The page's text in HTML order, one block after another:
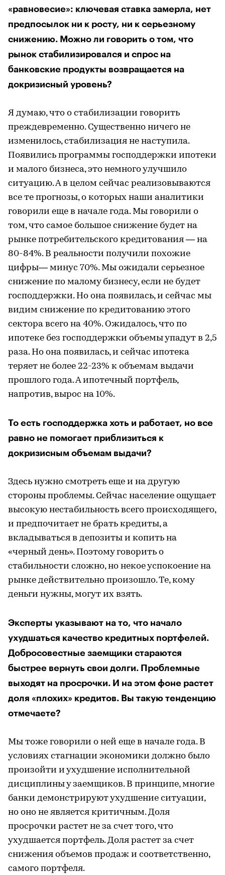
«равновесие»: ключевая ставка замерла, нет
предпосылок ни к росту, ни к серьезному
снижению. Можно ли говорить о том, что
рынок стабилизировался и спрос на
банковские продукты возвращается на
докризисный уровень?
Я думаю, что о стабилизации говорить
преждевременно. Существенно ничего не
изменилось, стабилизация не наступила.
Появились программы господдержки ипотеки
и малого бизнеса, это немного улучшило
ситуацию. А в целом сейчас реализовываются
все те прогнозы, о которых наши аналитики
говорили еще в начале года. Мы говорили о
том, что самое большое снижение будет на
рынке потребительского кредитования — на
80-84%. В реальности получили похожие
цифры— минус 70%. Мы ожидали серьезное
снижение по малому бизнесу, если не будет
господдержки. Но она появилась, и сейчас мы
видим снижение по кредитованию этого
сектора всего на 40%. Ожидалось, что по
ипотеке без господдержки объемы упадут в 2,5
раза. Но она появилась, и сейчас ипотека
теряет не более 22-23% к объемам выдачи
прошлого года. А ипотечный портфель,
напротив, вырос на 10%.
То есть господдержка хоть и работает, но все
равно не помогает приблизиться к
докризисным объемам выдачи?
Здесь нужно смотреть еще и на другую
стороны проблемы. Сейчас население ощущает
высокую нестабильность всего происходящего,
и предпочитает не брать кредиты, а
вкладываться в депозиты и копить на
«черный день». Поэтому говорить о
стабильности сложно, но некое успокоение на
рынке действительно произошло. Те, кому
деньги нужны, могут их взять.
Эксперты указывают на то, что начало
ухудшаться качество кредитных портфелей.
Добросовестные заемщики стараются
быстрее вернуть свои долги. Проблемные
выходят на просрочки. И на этом фоне растет
доля «плохих» кредитов. Вы такую тенденцию
отмечаете?
Мы тоже говорили о ней еще в начале года. В
условиях стагнации экономики должно было
произойти и ухудшение исполнительной
дисциплины у заемщиков. В принципе, многие
банки демонстрируют ухудшение ситуации,
но оно не является критичным. Доля
просрочки растет не за счет того, что
ухудшается портфель. Доля растет за счет
снижения объемов продаж и соответственно,
самого портфеля.